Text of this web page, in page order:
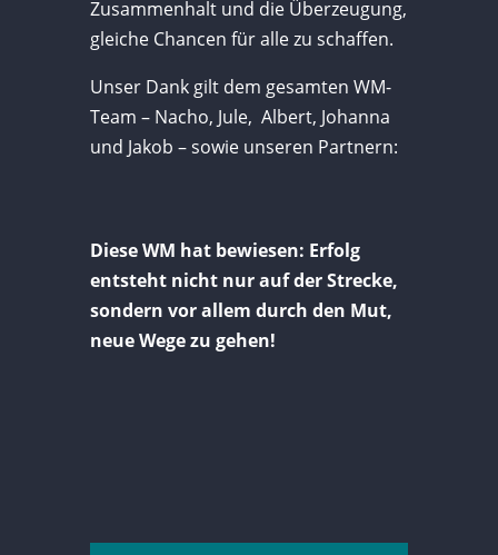
Zusammenhalt und die Überzeugung,
gleiche Chancen für alle zu schaffen.
Unser Dank gilt dem gesamten WM-
Team – Nacho, Jule, Albert, Johanna
und Jakob – sowie unseren Partnern:
Diese WM hat bewiesen: Erfolg
entsteht nicht nur auf der Strecke,
sondern vor allem durch den Mut,
neue Wege zu gehen!